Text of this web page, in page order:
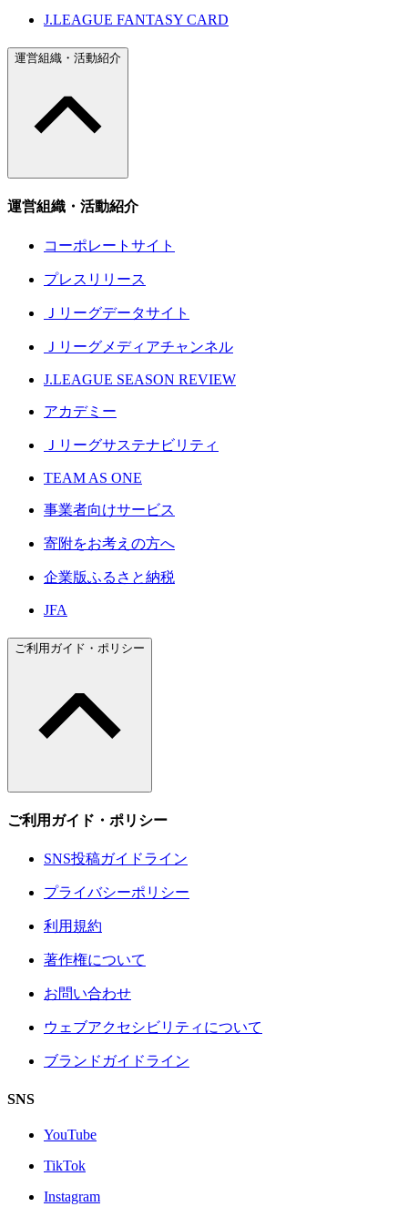
J.LEAGUE FANTASY CARD
運営組織・活動紹介
運営組織・活動紹介
コーポレートサイト
プレスリリース
Ｊリーグデータサイト
Ｊリーグメディアチャンネル
J.LEAGUE SEASON REVIEW
アカデミー
Ｊリーグサステナビリティ
TEAM AS ONE
事業者向けサービス
寄附をお考えの方へ
企業版ふるさと納税
JFA
ご利用ガイド・ポリシー
ご利用ガイド・ポリシー
SNS投稿ガイドライン
プライバシーポリシー
利用規約
著作権について
お問い合わせ
ウェブアクセシビリティについて
ブランドガイドライン
SNS
YouTube
TikTok
Instagram